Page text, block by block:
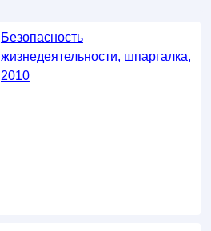
Безопасность
жизнедеятельности, шпаргалка,
2010